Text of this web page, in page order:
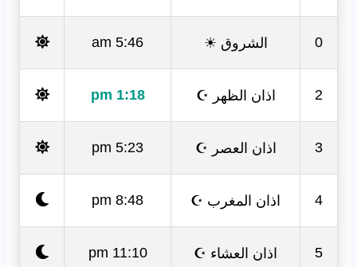
0 الشروق ☀ 5:46 am
2 اذان الظهر ☪ 1:18 pm
3 اذان العصر ☪ 5:23 pm
4 اذان المغرب ☪ 8:48 pm
5 اذان العشاء ☪ 11:10 pm